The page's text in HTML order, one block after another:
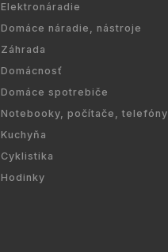
Elektronáradie
Domáce náradie, nástroje
Záhrada
Domácnosť
Domáce spotrebiče
Notebooky, počítače, telefóny
Kuchyňa
Cyklistika
Hodinky